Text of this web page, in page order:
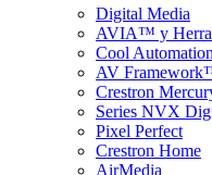
Digital Media
AVIA™ y
Cool Automation
AV
Crestron
Series NVX
Pixel Perfect
Crestron Home
AirMedia